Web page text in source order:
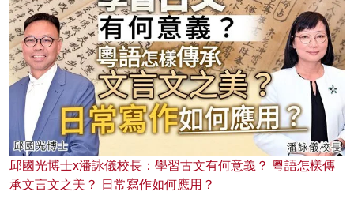
邱國光博士x潘詠儀校長：學習古文有何意義？ 粵語怎樣傳
承文言文之美？ 日常寫作如何應用？